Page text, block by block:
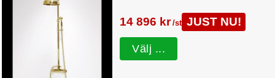
14 896 kr /st JUST NU!
Välj ...